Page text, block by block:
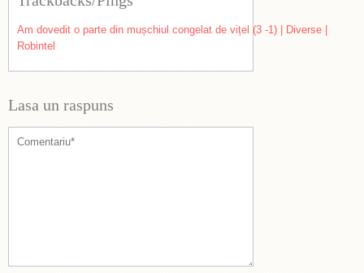
Am dovedit o parte din mușchiul congelat de vițel (3 -1) | Diverse |
Robintel
Lasa un raspuns